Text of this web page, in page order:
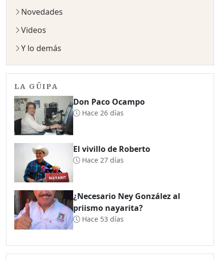
Novedades
Videos
Y lo demás
LA GÜIPA
Don Paco Ocampo
Hace 26 días
El vivillo de Roberto
Hace 27 días
¿Necesario Ney González al
priismo nayarita?
Hace 53 días